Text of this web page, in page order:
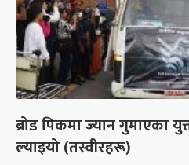
ब्रोड पिकमा ज्यान गुमाएका
ल्याइयो (तस्वीरहरू)